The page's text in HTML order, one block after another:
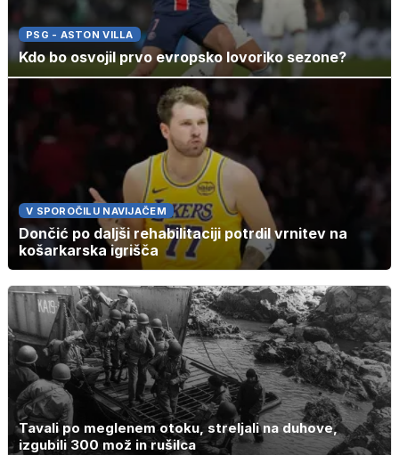
PSG - ASTON VILLA
Kdo bo osvojil prvo evropsko lovoriko sezone?
V SPOROČILU NAVIJAČEM
Dončić po daljši rehabilitaciji potrdil vrnitev na
košarkarska igrišča
Tavali po meglenem otoku, streljali na duhove,
izgubili 300 mož in rušilca